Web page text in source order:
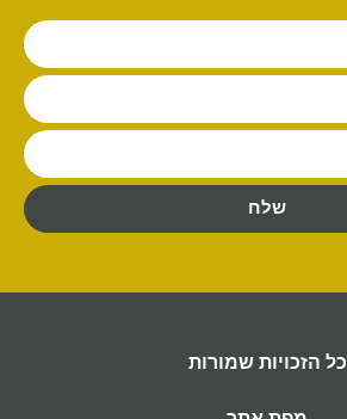
שלח
כל הזכויות שמורות